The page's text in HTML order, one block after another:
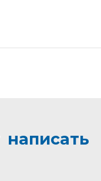
написать